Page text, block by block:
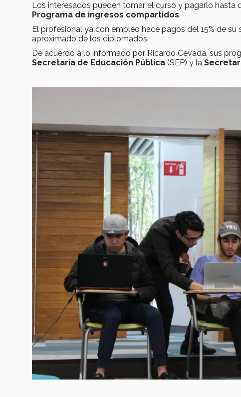
Los interesados pueden tomar el curso y pagarlo hasta
Programa de ingresos compartidos.
El profesional ya con empleo hace pagos del 15% de
aproximado de los diplomados.
De acuerdo a lo informado por Ricardo Cevada, sus
Secretaría de Educación Pública (SEP) y la